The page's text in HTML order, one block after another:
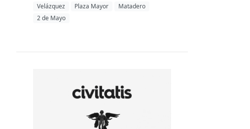
Velázquez
Plaza Mayor
Matadero
2 de Mayo